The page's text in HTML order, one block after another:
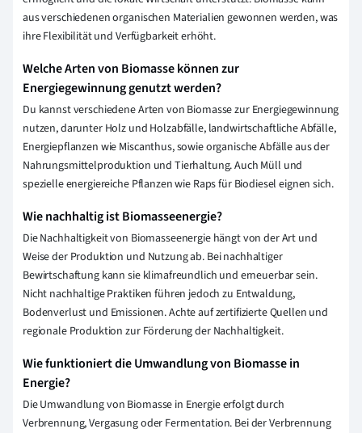
aus verschiedenen organischen Materialien gewonnen werden, was
ihre Flexibilität und Verfügbarkeit erhöht.
Welche Arten von Biomasse können zur
Energiegewinnung genutzt werden?
Du kannst verschiedene Arten von Biomasse zur Energiegewinnung
nutzen, darunter Holz und Holzabfälle, landwirtschaftliche Abfälle,
Energiepflanzen wie Miscanthus, sowie organische Abfälle aus der
Nahrungsmittelproduktion und Tierhaltung. Auch Müll und
spezielle energiereiche Pflanzen wie Raps für Biodiesel eignen sich.
Wie nachhaltig ist Biomasseenergie?
Die Nachhaltigkeit von Biomasseenergie hängt von der Art und
Weise der Produktion und Nutzung ab. Bei nachhaltiger
Bewirtschaftung kann sie klimafreundlich und erneuerbar sein.
Nicht nachhaltige Praktiken führen jedoch zu Entwaldung,
Bodenverlust und Emissionen. Achte auf zertifizierte Quellen und
regionale Produktion zur Förderung der Nachhaltigkeit.
Wie funktioniert die Umwandlung von Biomasse in
Energie?
Die Umwandlung von Biomasse in Energie erfolgt durch
Verbrennung, Vergasung oder Fermentation. Bei der Verbrennung